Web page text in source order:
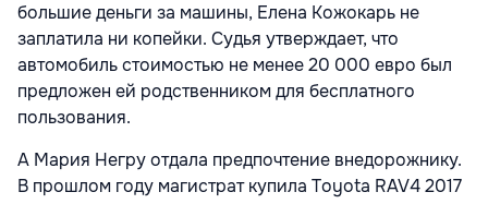
большие деньги за машины, Елена Кожокарь не
заплатила ни копейки. Судья утверждает, что
автомобиль стоимостью не менее 20 000 евро был
предложен ей родственником для бесплатного
пользования.
А Мария Негру отдала предпочтение внедорожнику.
В прошлом году магистрат купила Toyota RAV4 2017